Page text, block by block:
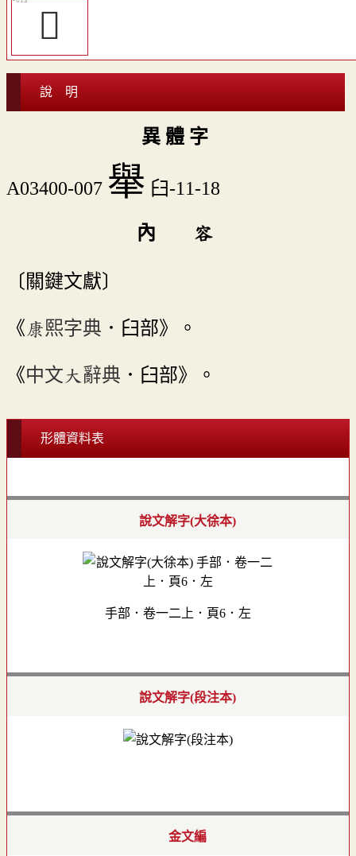
󴹦
說 明
異 體 字
A03400-007 𦦙 臼-11-18
內 容
〔關鍵文獻〕
《康熙字典 ．臼部》。
《中文大辭典 ．臼部》。
形體資料表
說文解字(大徐本)
手部．卷一二上．頁6．左
說文解字(段注本)
金文編